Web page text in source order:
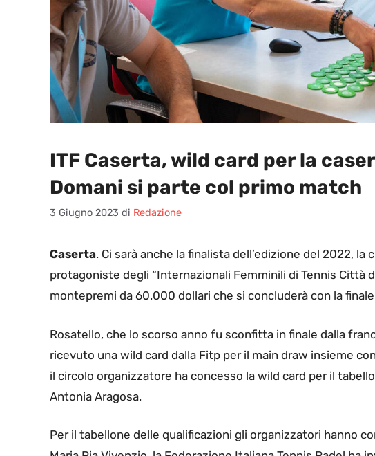
ITF Caserta, wild card per la
Domani si parte col primo match
3 Giugno 2023 di Redazione
Caserta. Ci sarà anche la finalista dell’edizione del 2022, la
protagoniste degli “Internazionali Femminili di Tennis Città
montepremi da 60.000 dollari che si concluderà con la finale
Rosatello, che lo scorso anno fu sconfitta in finale dalla
ricevuto una wild card dalla Fitp per il main draw insieme
il circolo organizzatore ha concesso la wild card per il
Antonia Aragosa.
Per il tabellone delle qualificazioni gli organizzatori hanno